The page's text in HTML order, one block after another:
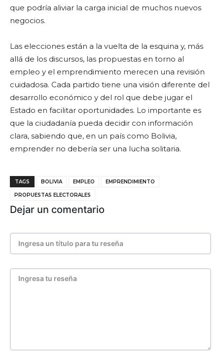
que podría aliviar la carga inicial de muchos nuevos
negocios.
Las elecciones están a la vuelta de la esquina y, más
allá de los discursos, las propuestas en torno al
empleo y el emprendimiento merecen una revisión
cuidadosa. Cada partido tiene una visión diferente del
desarrollo económico y del rol que debe jugar el
Estado en facilitar oportunidades. Lo importante es
que la ciudadanía pueda decidir con información
clara, sabiendo que, en un país como Bolivia,
emprender no debería ser una lucha solitaria.
TAGS BOLIVIA EMPLEO EMPRENDIMIENTO
PROPUESTAS ELECTORALES
Dejar un comentario